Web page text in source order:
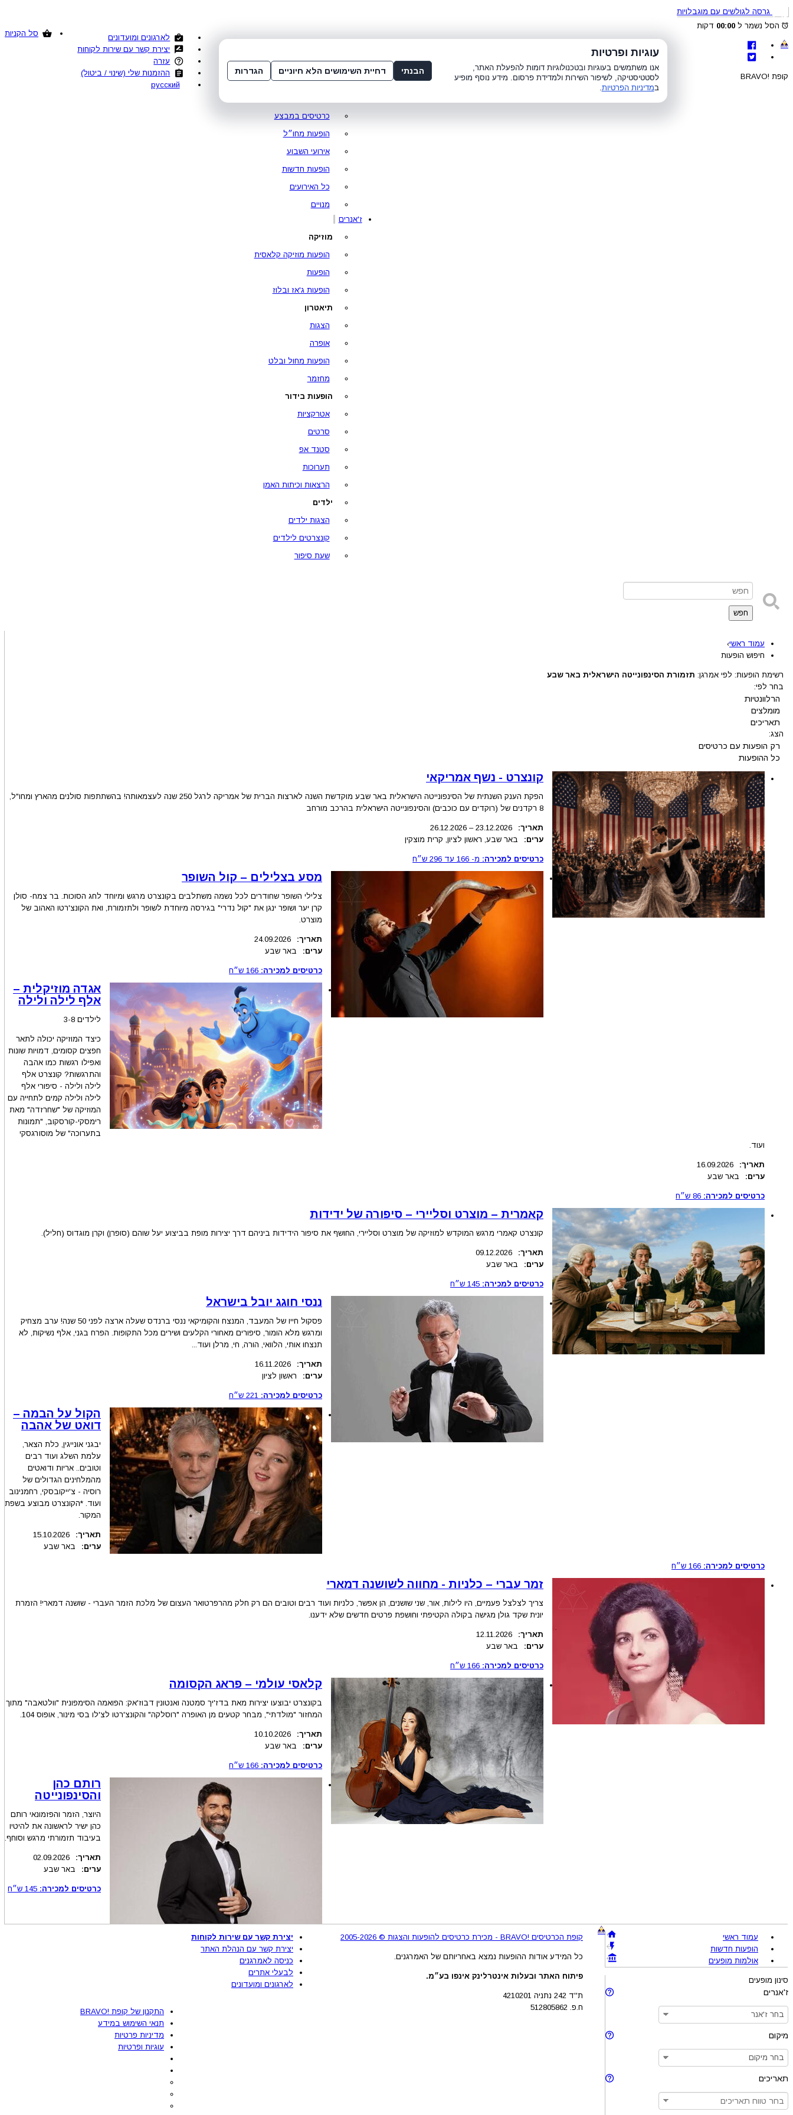
גרסה לגולשים עם מוגבלויות
סל הקניות
הסל נשמר ל 00:00 דקות
קופת !BRAVO
עמוד ראשי
סופר פרייס
כרטיסים במבצע
הופעות מחו״ל
אירועי השבוע
הופעות חדשות
כל האירועים
מנויים
ז'אנרים
מוזיקה
הופעות מוזיקה קלאסית
הופעות
הופעות ג'אז ובלוז
תיאטרון
הצגות
אופרה
הופעות מחול ובלט
מחזמר
הופעות בידור
אטרקציות
סרטים
סטנד אפ
תערוכות
הרצאות וכיתות האמן
ילדים
הצגות ילדים
קונצרטים לילדים
שעת סיפור
לארגונים ומועדונים
יצירת קשר עם שירות לקוחות
עזרה
ההזמנות שלי (שינוי / ביטול)
русский
חפש
עמוד ראשי›
חיפוש הופעות
רשימת הופעות: לפי אמרגן: תזמורת הסינפונייטה הישראלית באר שבע
בחר לפי:
הרלוונטיות
מומלצים
תאריכים
הצג:
רק הופעות עם כרטיסים
כל ההופעות
קונצרט - נשף אמריקאי
הפקת הענק השנתית של הסינפונייטה הישראלית באר שבע מוקדשת השנה לארצות הברית של אמריקה לרגל 250 שנה לעצמאותה! בהשתתפות סולנים מהארץ ומחו"ל,
8 רקדנים של (רוקדים עם כוכבים) והסינפונייטה הישראלית בהרכב מורחב
תאריך: 23.12.2026
–
26.12.2026
ערים:
באר שבע, ראשון לציון, קרית מוצקין
כרטיסים למכירה: מ- 166 עד 296 ש״ח
מסע בצלילים – קול השופר
צלילי השופר שחודרים לכל נשמה משתלבים בקונצרט מרגש ומיוחד לחג הסוכות. בר צמח- סולן
קרן יער ושופר ינגן את "קול נדרי" בגירסה מיוחדת לשופר ולתזמורת, ואת הקונצ'רטו האהוב של
מוצרט.
תאריך:
24.09.2026
ערים:
באר שבע
כרטיסים למכירה: 166 ש״ח
אגדה מוזיקלית –
אלף לילה ולילה
לילדים 3-8
כיצד המוזיקה יכולה לתאר
חפצים קסומים, דמויות שונות
ואפילו רגשות כמו אהבה
והתרגשות? קונצרט אלף
לילה ולילה - סיפורי אלף
לילה ולילה קמים לתחייה עם
המוזיקה של "שחרזדה" מאת
רימסקי-קורסקוב, "תמונות
בתערוכה" של מוסורגסקי
ועוד.
תאריך:
16.09.2026
ערים:
באר שבע
כרטיסים למכירה: 86 ש״ח
קאמרית – מוצרט וסליירי – סיפורה של ידידות
קונצרט קאמרי מרגש המוקדש למוזיקה של מוצרט וסליירי, החושף את סיפור הידידות ביניהם דרך יצירות מופת בביצוע יעל שוהם (סופרן) וקרן מוגדוס (חליל).
תאריך:
09.12.2026
ערים:
באר שבע
כרטיסים למכירה: 145 ש״ח
ננסי חוגג יובל בישראל
פסקול חייו של המעבד, המנצח והקומיקאי ננסי ברנדס שעלה ארצה לפני 50 שנה! ערב מצחיק
ומרגש מלא הומור, סיפורים מאחורי הקלעים ושירים מכל התקופות. הפרח בגני, אלף נשיקות, לא
תנצחו אותי, הלוואי, הורה, חי, מרלן ועוד...
תאריך:
16.11.2026
ערים:
ראשון לציון
כרטיסים למכירה: 221 ש״ח
הקול על הבמה –
דואט של אהבה
יבגני אונייגין, כלת הצאר,
עלמת השלג ועוד רבים
וטובים.. אריות ודואטים
מהמלחינים הגדולים של
רוסיה - צ'ייקובסקי, רחמנינוב
ועוד. *הקונצרט מבוצע בשפת
המקור.
תאריך:
15.10.2026
ערים:
באר שבע
כרטיסים למכירה: 166 ש״ח
זמר עברי – כלניות - מחווה לשושנה דמארי
צריך לצלצל פעמיים, היו לילות, אור, שני שושנים, הן אפשר, כלניות ועוד רבים וטובים הם רק חלק מהרפרטואר העצום של מלכת הזמר העברי - שושנה דמארי! הזמרת
יונית שקד גולן מגישה בקולה הקטיפתי וחושפת פרטים חדשים שלא ידענו.
תאריך:
12.11.2026
ערים:
באר שבע
כרטיסים למכירה: 166 ש״ח
קלאסי עולמי – פראג הקסומה
בקונצרט יבוצעו יצירות מאת בדז'יך סמטנה ואנטונין דבוז'אק: הפואמה הסימפונית "וולטאבה" מתוך
המחזור "מולדתי", מבחר קטעים מן האופרה "רוסלקה" והקונצ'רטו לצ'לו בסי מינור, אופוס 104.
תאריך:
10.10.2026
ערים:
באר שבע
כרטיסים למכירה: 166 ש״ח
רותם כהן
והסינפונייטה
היוצר, הזמר והפזמונאי רותם
כהן ישיר לראשונה את להיטיו
בעיבוד תזמורתי מרגש וסוחף.
תאריך:
02.09.2026
ערים:
באר שבע
כרטיסים למכירה: 145 ש״ח
עמוד ראשי
הופעות חדשות
אולמות מופעים
סינון מופעים
ז'אנרים
מיקום
תאריכים
קופת הכרטיסים !BRAVO - מכירת כרטיסים להופעות והצגות © 2005-2026
כל המידע אודות ההופעות נמצא באחריותם של האמרגנים.
פיתוח האתר ובעלות אינטרלינק אינפו בע״מ.
ת''ד 242 נתניה 4210201
ח.פ. 512805862
יצירת קשר עם שירות לקוחות
יצירת קשר עם הנהלת האתר
כניסה לאמרגנים
לבעלי אתרים
לארגונים ומועדונים
התקנון של קופת !BRAVO
תנאי השימוש במידע
מדיניות פרטיות
עוגיות ופרטיות
עוגיות ופרטיות
אנו משתמשים בעוגיות ובטכנולוגיות דומות להפעלת האתר,
לסטטיסטיקה, לשיפור השירות ולמדידת פרסום. מידע נוסף מופיע
במדיניות הפרטיות.
הבנתי דחיית השימושים הלא חיוניים הגדרות